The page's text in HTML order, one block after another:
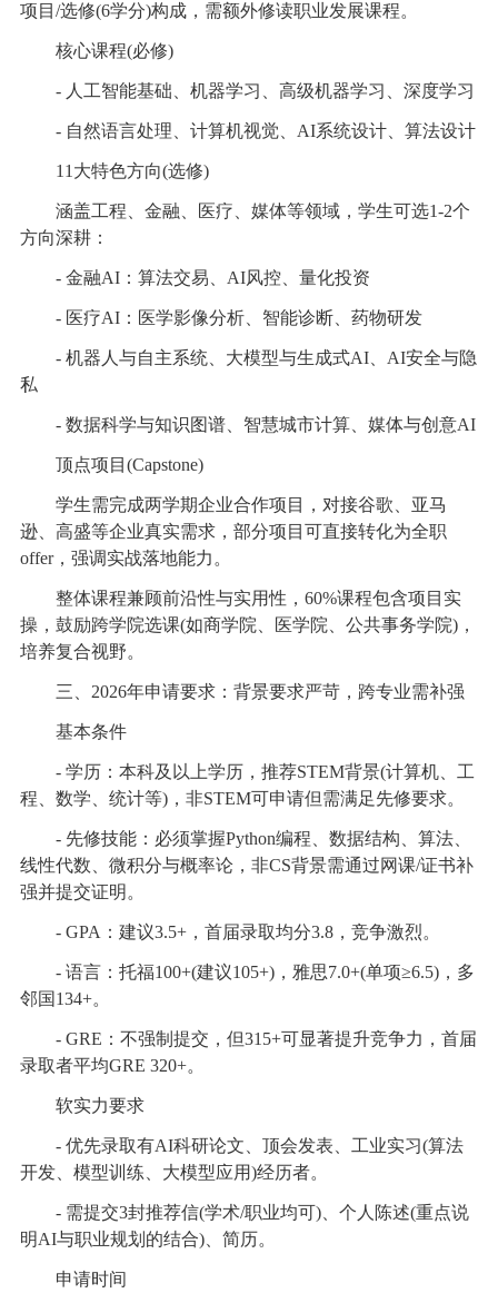
项目/选修(6学分)构成，需额外修读职业发展课程。
核心课程(必修)
- 人工智能基础、机器学习、高级机器学习、深度学习
- 自然语言处理、计算机视觉、AI系统设计、算法设计
11大特色方向(选修)
涵盖工程、金融、医疗、媒体等领域，学生可选1-2个
方向深耕：
- 金融AI：算法交易、AI风控、量化投资
- 医疗AI：医学影像分析、智能诊断、药物研发
- 机器人与自主系统、大模型与生成式AI、AI安全与隐
私
- 数据科学与知识图谱、智慧城市计算、媒体与创意AI
顶点项目(Capstone)
学生需完成两学期企业合作项目，对接谷歌、亚马
逊、高盛等企业真实需求，部分项目可直接转化为全职
offer，强调实战落地能力。
整体课程兼顾前沿性与实用性，60%课程包含项目实
操，鼓励跨学院选课(如商学院、医学院、公共事务学院)，
培养复合视野。
三、2026年申请要求：背景要求严苛，跨专业需补强
基本条件
- 学历：本科及以上学历，推荐STEM背景(计算机、工
程、数学、统计等)，非STEM可申请但需满足先修要求。
- 先修技能：必须掌握Python编程、数据结构、算法、
线性代数、微积分与概率论，非CS背景需通过网课/证书补
强并提交证明。
- GPA：建议3.5+，首届录取均分3.8，竞争激烈。
- 语言：托福100+(建议105+)，雅思7.0+(单项≥6.5)，多
邻国134+。
- GRE：不强制提交，但315+可显著提升竞争力，首届
录取者平均GRE 320+。
软实力要求
- 优先录取有AI科研论文、顶会发表、工业实习(算法
开发、模型训练、大模型应用)经历者。
- 需提交3封推荐信(学术/职业均可)、个人陈述(重点说
明AI与职业规划的结合)、简历。
申请时间